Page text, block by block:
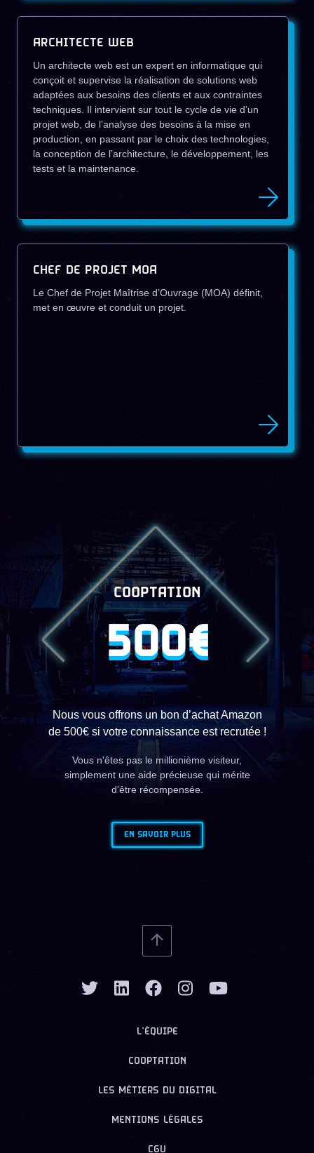
ARCHITECTE WEB
Un architecte web est un expert en informatique qui
conçoit et supervise la réalisation de solutions web
adaptées aux besoins des clients et aux contraintes
techniques. Il intervient sur tout le cycle de vie d’un
projet web, de l’analyse des besoins à la mise en
production, en passant par le choix des technologies,
la conception de l’architecture, le développement, les
tests et la maintenance.
CHEF DE PROJET MOA
Le Chef de Projet Maîtrise d’Ouvrage (MOA) définit,
met en œuvre et conduit un projet.
COOPTATION
500€
Nous vous offrons un bon d’achat Amazon
de 500€ si votre connaissance est recrutée !
Vous n'êtes pas le millionième visiteur,
simplement une aide précieuse qui mérite
d'être récompensée.
EN SAVOIR PLUS
L’ÉQUIPE
COOPTATION
LES MÉTIERS DU DIGITAL
MENTIONS LÉGALES
CGU